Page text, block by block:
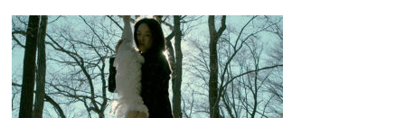
た
い
映
画